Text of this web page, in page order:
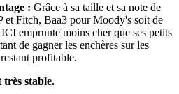
: Grâce à sa taille et sa note de
Fitch, Baa3 pour Moody's soit de
emprunte moins cher que ses petits
de gagner les enchères sur les
profitable.
stable.